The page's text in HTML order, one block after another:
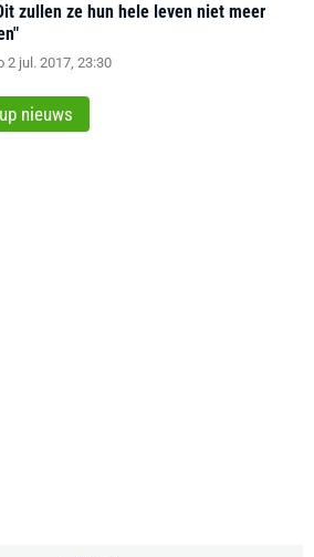
zullen ze hun hele leven niet meer
2 jul. 2017, 23:30
nieuws